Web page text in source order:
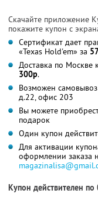
Скачайте приложение
покажите купон с
Сертификат дает
«Texas Hold'em» за
Доставка по Москве
300р.
Возможен самовывоз
д.22, офис 203
Вы можете
подарок
Один купон
Для активации
оформлении заказа
Купон действителен